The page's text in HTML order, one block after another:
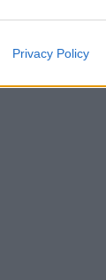
Privacy Policy